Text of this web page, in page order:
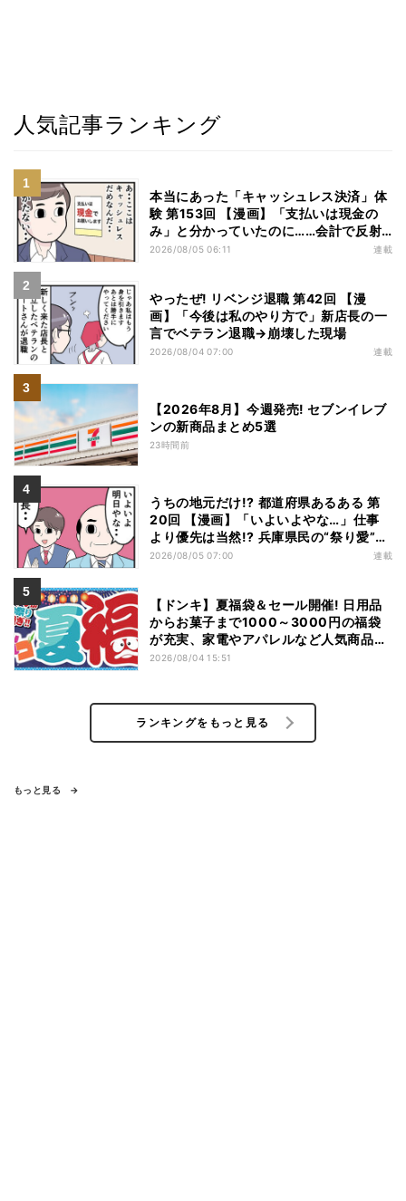
人気記事ランキング
本当にあった「キャッシュレス決済」体
験 第153回 【漫画】「支払いは現金の
み」と分かっていたのに……会計で反射
的に出してしまったものは
2026/08/05 06:11 連載
やったぜ! リベンジ退職 第42回 【漫
画】「今後は私のやり方で」新店長の一
言でベテラン退職→崩壊した現場
2026/08/04 07:00 連載
【2026年8月】今週発売! セブンイレブ
ンの新商品まとめ5選
23時間前
うちの地元だけ!? 都道府県あるある 第
20回 【漫画】「いよいよやな…」仕事
より優先は当然!? 兵庫県民の“祭り愛”が
熱すぎた
2026/08/05 07:00 連載
【ドンキ】夏福袋＆セール開催! 日用品
からお菓子まで1000～3000円の福袋
が充実、家電やアパレルなど人気商品も
特価
2026/08/04 15:51
ランキングをもっと見る
もっと見る